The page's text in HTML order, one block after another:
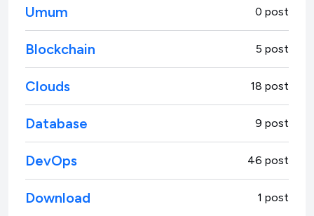
Umum 0 post
Blockchain 5 post
Clouds 18 post
Database 9 post
DevOps 46 post
Download 1 post